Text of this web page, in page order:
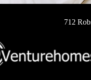
712